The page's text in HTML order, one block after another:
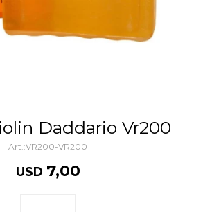
Daddario Vr200
VR200-VR200
USD 7,00